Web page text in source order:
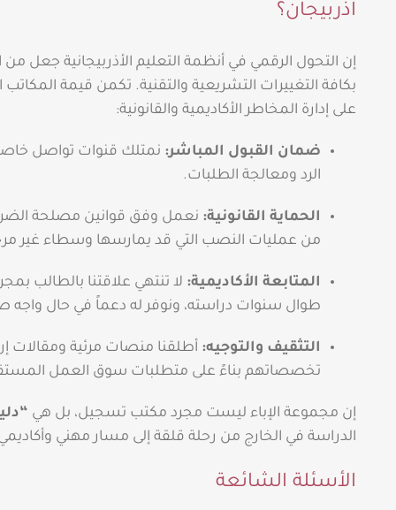
اذربيجان؟
إن التحول الرقمي في أنظمة التعليم الأذربيجانية جعل
بكافة التغييرات التشريعية والتقنية. تكمن قيمة
على إدارة المخاطر الأكاديمية والقانونية:
ضمان القبول المباشر: نمتلك قنوات تواصل
الرد ومعالجة الطلبات.
الحماية القانونية: نعمل وفق قوانين مصلحة
من عمليات النصب التي قد يمارسها وسطاء غير
المتابعة الأكاديمية: لا تنتهي علاقتنا بالطالب
طوال سنوات دراسته، ونوفر له دعماً في حال واجه
التثقيف والتوجيه: أطلقنا منصات مرئية ومقالات
تخصصاتهم بناءً على متطلبات سوق العمل
إن مجموعة الإباء ليست مجرد مكتب تسجيل، بل هي
الدراسة في الخارج من رحلة قلقة إلى مسار مهني
الأسئلة الشائعة